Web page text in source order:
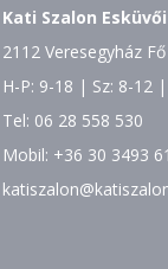
Kati Szalon
2112 Veresegyház
H-P: 9-18 | Sz: 8-12 |
Tel: 06 28 558 530
Mobil: +36 30 3493